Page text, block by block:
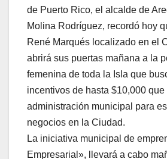
de Puerto Rico, el alcalde de
Molina Rodríguez, recordó hoy
René Marqués localizado en el
abrirá sus puertas mañana a la
femenina de toda la Isla que
incentivos de hasta $10,000 que
administración municipal para
negocios en la Ciudad.
La iniciativa municipal de
Empresarial», llevará a cabo